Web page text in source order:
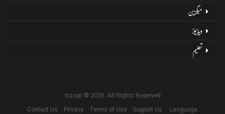
میگزین
ویڈیوز
تعلیم
Inzaar © 2026. All Rights Reserved
Contact Us
Privacy Terms of Use Support Us Language: